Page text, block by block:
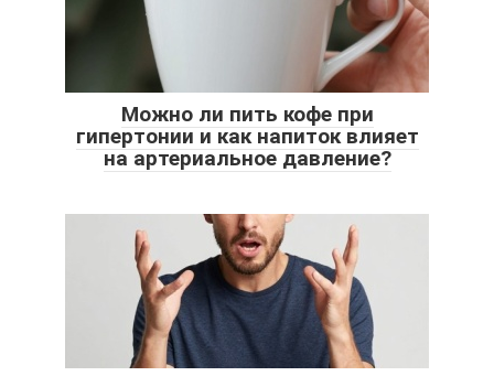
Можно ли пить кофе при
гипертонии и как напиток влияет
на артериальное давление?